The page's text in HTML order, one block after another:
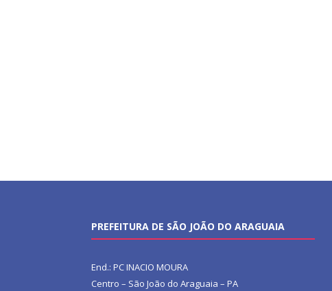
PREFEITURA DE SÃO JOÃO DO ARAGUAIA
End.: PC INACIO MOURA
Centro – São João do Araguaia – PA